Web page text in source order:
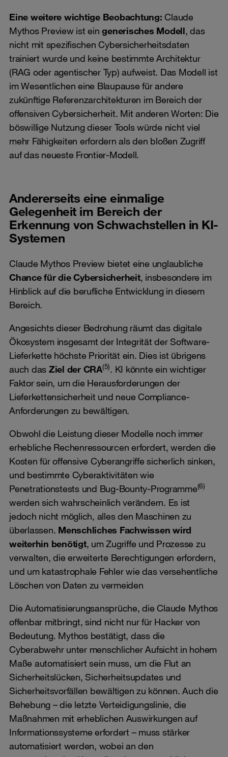
Eine weitere wichtige Beobachtung: Claude
Mythos Preview ist eingenerisches Modell, das
nicht mit spezifischen Cybersicherheitsdaten
trainiert wurde und keine bestimmte Architektur
(RAG oder agentischer Typ) aufweist. Das Modell ist
im Wesentlichen eine Blaupause für andere
zukünftige Referenzarchitekturen im Bereich der
offensiven Cybersicherheit. Mit anderen Worten: Die
böswillige Nutzung dieser Tools würde nicht viel
mehr Fähigkeiten erfordern als den bloßen Zugriff
auf das neueste Frontier-Modell.
Andererseits eine einmalige
Gelegenheit im Bereich der
Erkennung von Schwachstellen in KI-
Systemen
Claude Mythos Preview bietet eine unglaubliche
Chance für die Cybersicherheit, insbesondere im
Hinblick auf die berufliche Entwicklung in diesem
Bereich.
Angesichts dieser Bedrohung räumt das digitale
Ökosystem insgesamt der Integrität der Software-
Lieferkette höchste Priorität ein. Dies ist übrigens
auch das Ziel der CRA(5). KI könnte ein wichtiger
Faktor sein, um die Herausforderungen der
Lieferkettensicherheit und neue Compliance-
Anforderungen zu bewältigen.
Obwohl die Leistung dieser Modelle noch immer
erhebliche Rechenressourcen erfordert, werden die
Kosten für offensive Cyberangriffe sicherlich sinken,
und bestimmte Cyberaktivitäten wie
Penetrationstests und Bug-Bounty-Programme(6)
werden sich wahrscheinlich verändern. Es ist
jedoch nicht möglich, alles den Maschinen zu
überlassen. Menschliches Fachwissen wird
weiterhin benötigt, um Zugriffe und Prozesse zu
verwalten, die erweiterte Berechtigungen erfordern,
und um katastrophale Fehler wie das versehentliche
Löschen von Daten zu vermeiden
Die Automatisierungsansprüche, die Claude Mythos
offenbar mitbringt, sind nicht nur für Hacker von
Bedeutung. Mythos bestätigt, dass die
Cyberabwehr unter menschlicher Aufsicht in hohem
Maße automatisiert sein muss, um die Flut an
Sicherheitslücken, Sicherheitsupdates und
Sicherheitsvorfällen bewältigen zu können. Auch die
Behebung – die letzte Verteidigungslinie, die
Maßnahmen mit erheblichen Auswirkungen auf
Informationssysteme erfordert – muss stärker
automatisiert werden, wobei an den